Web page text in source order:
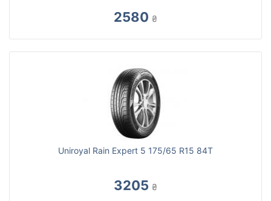
2580 ₴
Uniroyal Rain Expert 5 175/65 R15 84T
3205 ₴